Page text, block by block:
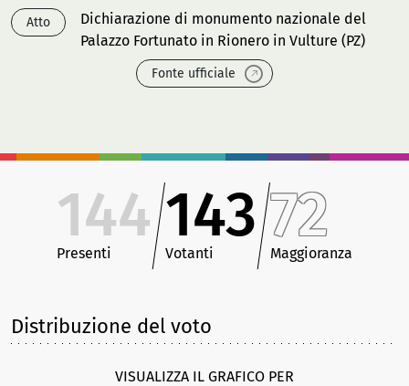
Atto
Dichiarazione di monumento nazionale del
Palazzo Fortunato in Rionero in Vulture (PZ)
Fonte ufficiale
144
Presenti
143
Votanti
72
Maggioranza
Distribuzione del voto
VISUALIZZA IL GRAFICO PER